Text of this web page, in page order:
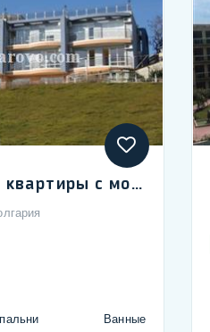
Двухкомнатные квартиры с морским видом в Сарафово в городе Бургас
Ванные